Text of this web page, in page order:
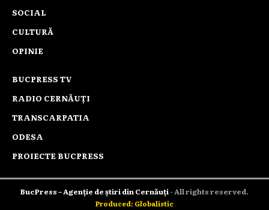
SOCIAL
CULTURĂ
OPINIE
BUCPRESS TV
RADIO CERNĂUȚI
TRANSCARPATIA
ODESA
PROIECTE BUCPRESS
BucPress – Agenție de știri din Cernăuți- All rights reserved.
Produced: Globalistic